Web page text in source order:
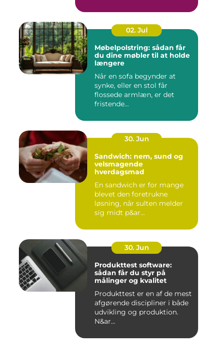
02. Jul
Møbelpolstring: sådan får
du dine møbler til at holde
længere
Når en sofa begynder at
synke, eller en stol får
flossede armlæn, er det
fristende...
30. Jun
Sandwich: nem, sund og
velsmagende
hverdagsmad
En sandwich er for mange
blevet den foretrukne
løsning, når sulten melder
sig midt p&ar...
30. Jun
Produkttest software:
sådan får du styr på
målinger og kvalitet
Produkttest er en af de mest
afgørende discipliner i både
udvikling og produktion.
N&ar...